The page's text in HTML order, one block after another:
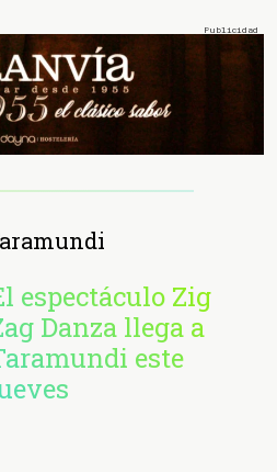
espectáculo Zig
Danza llega a
este